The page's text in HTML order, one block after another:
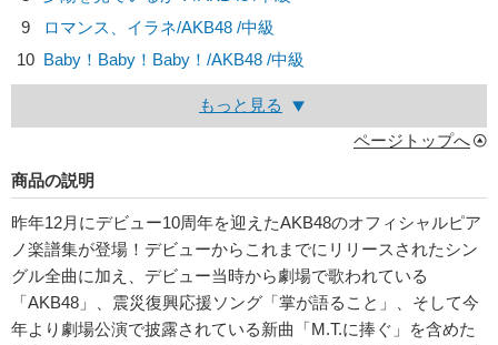
9
ロマンス、イラネ/AKB48 /中級
10 Baby！Baby！Baby！/AKB48 /中級
もっと見る
ページトップへ
商品の説明
昨年12月にデビュー10周年を迎えたAKB48のオフィシャルピア
ノ楽譜集が登場！デビューからこれまでにリリースされたシン
グル全曲に加え、デビュー当時から劇場で歌われている
「AKB48」、震災復興応援ソング「掌が語ること」、そして今
年より劇場公演で披露されている新曲「M.T.に捧ぐ」を含めた